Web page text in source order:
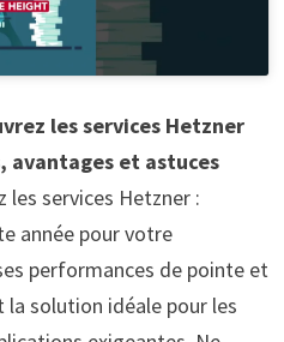
les services Hetzner
avantages et astuces
les services Hetzner :
année pour votre
performances de pointe et
la solution idéale pour les